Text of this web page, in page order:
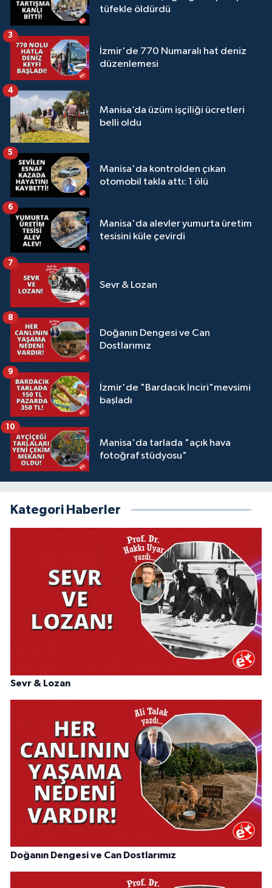
tüfekle öldürdü
İzmir'de 770 Numaralı hat deniz
düzenlemesi
3
Manisa’da üzüm işçiliği ücretleri
belli oldu
4
Manisa'da kontrolden çıkan
otomobil takla attı: 1 ölü
5
Manisa'da alevler yumurta üretim
tesisini küle çevirdi
6
Sevr & Lozan
7
Doğanın Dengesi ve Can
Dostlarımız
8
İzmir'de "Bardacık İnciri"mevsimi
başladı
9
Manisa'da tarlada "açık hava
fotoğraf stüdyosu"
10
Kategori Haberler
Sevr & Lozan
Doğanın Dengesi ve Can Dostlarımız